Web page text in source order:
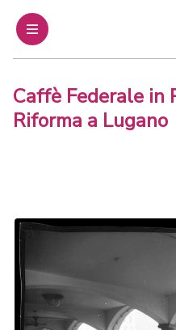
Menu
Caffè Federale in
Riforma a Lugano